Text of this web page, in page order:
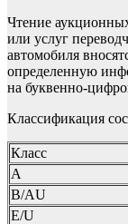
Чтение
или услуг
автомобиля
определенную
на буквенно-
Классификация
Класс
А
B/AU
E/U